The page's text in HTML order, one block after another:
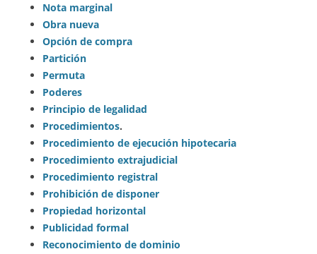
Nota marginal
Obra nueva
Opción de compra
Partición
Permuta
Poderes
Principio de legalidad
Procedimientos.
Procedimiento de ejecución hipotecaria
Procedimiento extrajudicial
Procedimiento registral
Prohibición de disponer
Propiedad horizontal
Publicidad formal
Reconocimiento de dominio